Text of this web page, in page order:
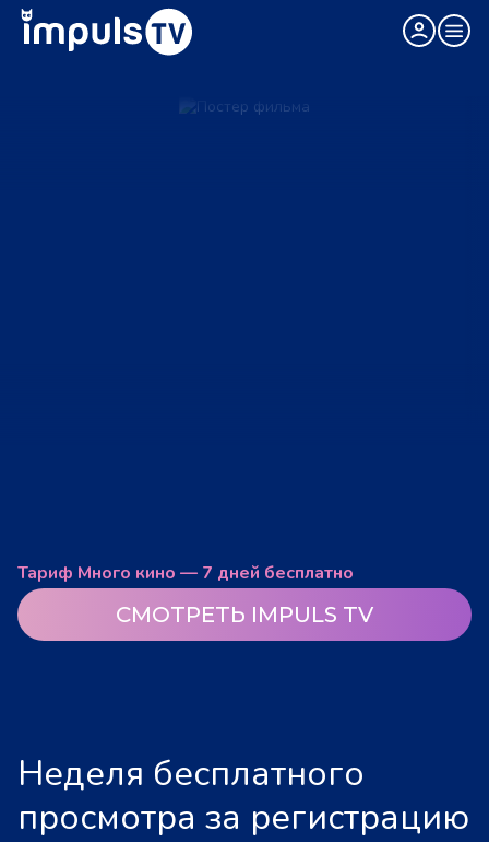
Тариф Много кино — 7 дней бесплатно
СМОТРЕТЬ IMPULS TV
Неделя бесплатного
просмотра за регистрацию